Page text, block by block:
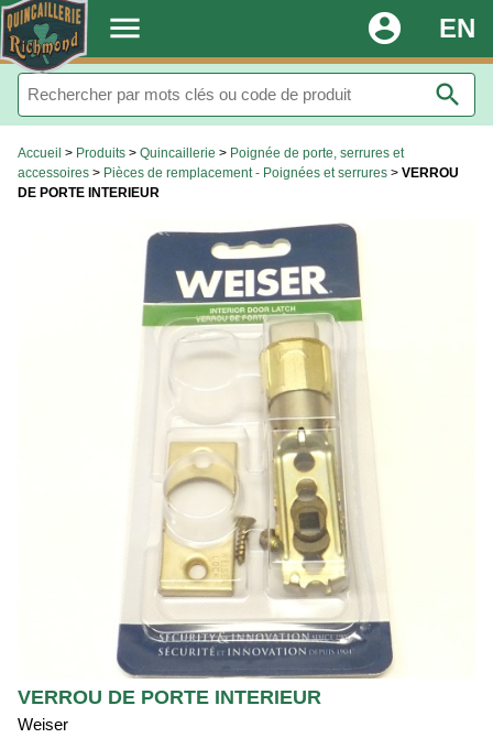
. menu EN
account_circle
search
Accueil > Produits > Quincaillerie > Poignée de porte, serrures et
accessoires > Pièces de remplacement - Poignées et serrures > VERROU
DE PORTE INTERIEUR
VERROU DE PORTE INTERIEUR
Weiser